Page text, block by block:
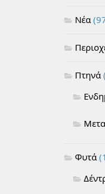
Νέα
Πτηνά
Φυτά